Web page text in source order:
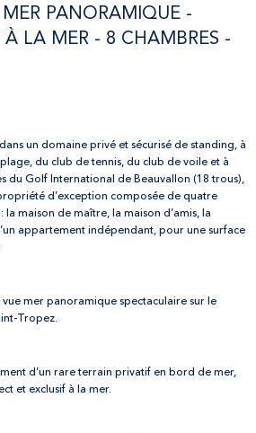
PANORAMIQUE -
À LA MER - 8 CHAMBRES -
un domaine privé et sécurisé de standing, à
du club de tennis, du club de voile et à
du Golf International de Beauvallon (18 trous),
d’exception composée de quatre
maison de maître, la maison d’amis, la
appartement indépendant, pour une surface
vue mer panoramique spectaculaire sur le
Tropez.
d’un rare terrain privatif en bord de mer,
et exclusif à la mer.